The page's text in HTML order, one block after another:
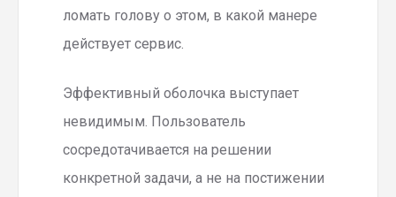
ломать голову о этом, в какой манере
действует сервис.
Эффективный оболочка выступает
невидимым. Пользователь
сосредотачивается на решении
конкретной задачи, а не на постижении